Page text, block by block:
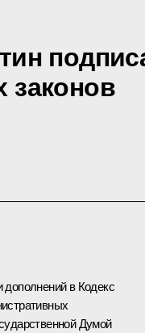
законов
в Кодекс
Думой